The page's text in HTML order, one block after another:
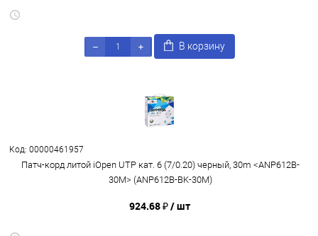
В корзину
Код: 00000461957
Патч-корд литой iOpen UTP кат. 6 (7/0.20) черный, 30m <ANP612B-
30M> (ANP612B-BK-30M)
924.68 ₽/ шт